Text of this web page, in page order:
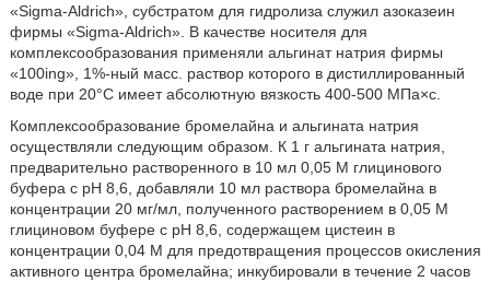
«Sigma-Aldrich», субстратом для гидролиза служил азоказеин
фирмы «Sigma-Aldrich». В качестве носителя для
комплексообразования применяли альгинат натрия фирмы
«100ing», 1%-ный масс. раствор которого в дистиллированный
воде при 20°С имеет абсолютную вязкость 400-500 МПа×с.
Комплексообразование бромелайна и альгината натрия
осуществляли следующим образом. К 1 г альгината натрия,
предварительно растворенного в 10 мл 0,05 М глицинового
буфера с рН 8,6, добавляли 10 мл раствора бромелайна в
концентрации 20 мг/мл, полученного растворением в 0,05 М
глициновом буфере с рН 8,6, содержащем цистеин в
концентрации 0,04 М для предотвращения процессов окисления
активного центра бромелайна; инкубировали в течение 2 часов